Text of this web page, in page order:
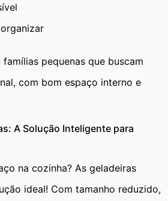
famílias pequenas que buscam
com bom espaço interno e
A Solução Inteligente para
na cozinha? As geladeiras
ideal! Com tamanho reduzido,